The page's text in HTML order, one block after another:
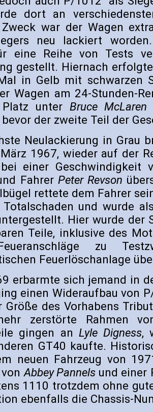
dort an
war der Wagen
neu lackiert
eine Reihe von Tests
gestellt. Hiernach
in Gelb mit schwarzen
Wagen am 24-Stunden-
unter Bruce McLaren
bevor der zweite Teil der
Neulackierung in Grau
1967, wieder auf der
einer Geschwindigkeit
FahrerPeter Revson
rettete dem Fahrer
und wurde
Hier wurde der
Teile, inklusive des
zu
Feuerlöschanlage
erbarmte sich jemand in
einen Wideraufbau von
Größe des Vorhabens
zerstörte Rahmen
gingen anLyle Digness,
GT40 kaufte.
neuen Fahrzeug von
vonAbbey Pannelsund einer
1110 trotzdem ohne
ebenfalls die Chassis-